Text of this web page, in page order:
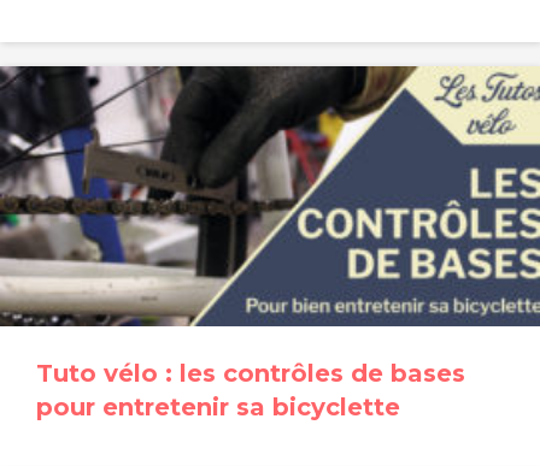
Tuto vélo : les contrôles de bases
pour entretenir sa bicyclette